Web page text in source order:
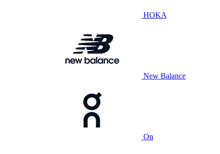
HOKA
New Balance
On